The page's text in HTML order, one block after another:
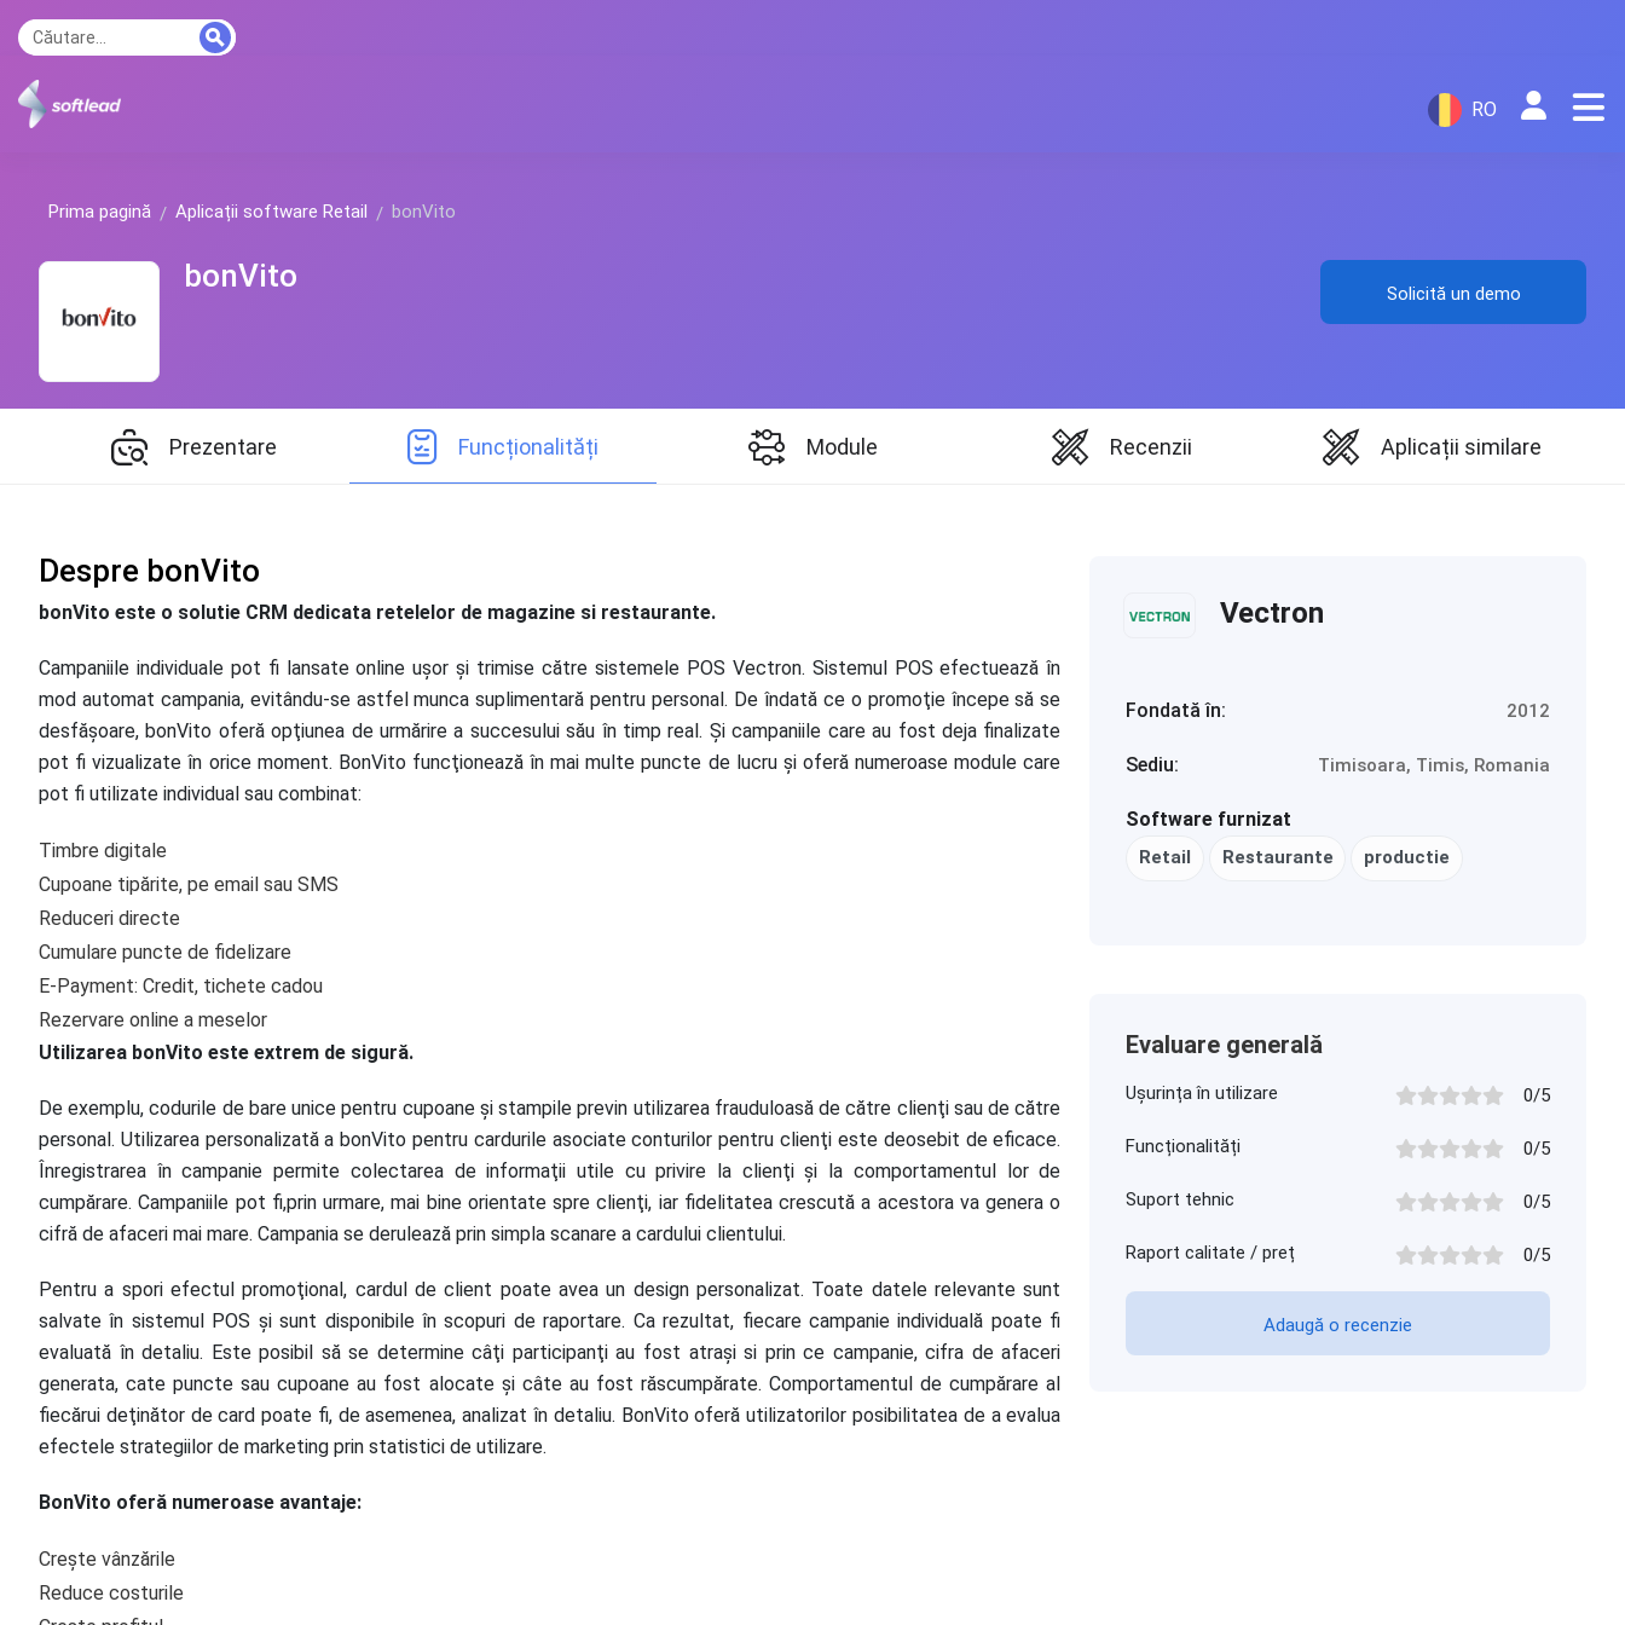
RO
Prima pagină Aplicații software Retail bonVito
bonVito Solicită un demo
Prezentare Funcționalități Module Recenzii Aplicații similare
Despre bonVito
bonVito este o solutie CRM dedicata retelelor de magazine si restaurante.
Campaniile individuale pot fi lansate online uşor şi trimise către sistemele POS Vectron. Sistemul POS efectuează în
mod automat campania, evitându-se astfel munca suplimentară pentru personal. De îndată ce o promoţie începe să se
desfăşoare, bonVito oferă opţiunea de urmărire a succesului său în timp real. Şi campaniile care au fost deja finalizate
pot fi vizualizate în orice moment. BonVito funcţionează în mai multe puncte de lucru şi oferă numeroase module care
pot fi utilizate individual sau combinat:
Timbre digitale
Cupoane tipărite, pe email sau SMS
Reduceri directe
Cumulare puncte de fidelizare
E-Payment: Credit, tichete cadou
Rezervare online a meselor
Utilizarea bonVito este extrem de sigură.
De exemplu, codurile de bare unice pentru cupoane şi stampile previn utilizarea frauduloasă de către clienţi sau de către
personal. Utilizarea personalizată a bonVito pentru cardurile asociate conturilor pentru clienţi este deosebit de eficace.
Înregistrarea în campanie permite colectarea de informaţii utile cu privire la clienţi și la comportamentul lor de
cumpărare. Campaniile pot fi,prin urmare, mai bine orientate spre clienţi, iar fidelitatea crescută a acestora va genera o
cifră de afaceri mai mare. Campania se derulează prin simpla scanare a cardului clientului.
Pentru a spori efectul promoţional, cardul de client poate avea un design personalizat. Toate datele relevante sunt
salvate în sistemul POS şi sunt disponibile în scopuri de raportare. Ca rezultat, fiecare campanie individuală poate fi
evaluată în detaliu. Este posibil să se determine câţi participanţi au fost atraşi si prin ce campanie, cifra de afaceri
generata, cate puncte sau cupoane au fost alocate şi câte au fost răscumpărate. Comportamentul de cumpărare al
fiecărui deţinător de card poate fi, de asemenea, analizat în detaliu. BonVito oferă utilizatorilor posibilitatea de a evalua
efectele strategiilor de marketing prin statistici de utilizare.
BonVito oferă numeroase avantaje:
Creşte vânzările
Reduce costurile
Vectron
Fondată în: 2012
Sediu: Timisoara, Timis, Romania
Software furnizat
Retail Restaurante productie
Evaluare generală
Ușurința în utilizare 0/5
Funcționalități 0/5
Suport tehnic 0/5
Raport calitate / preț 0/5
Adaugă o recenzie